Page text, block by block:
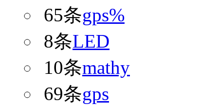
65条gps%
8条LED
10条mathy
69条gps